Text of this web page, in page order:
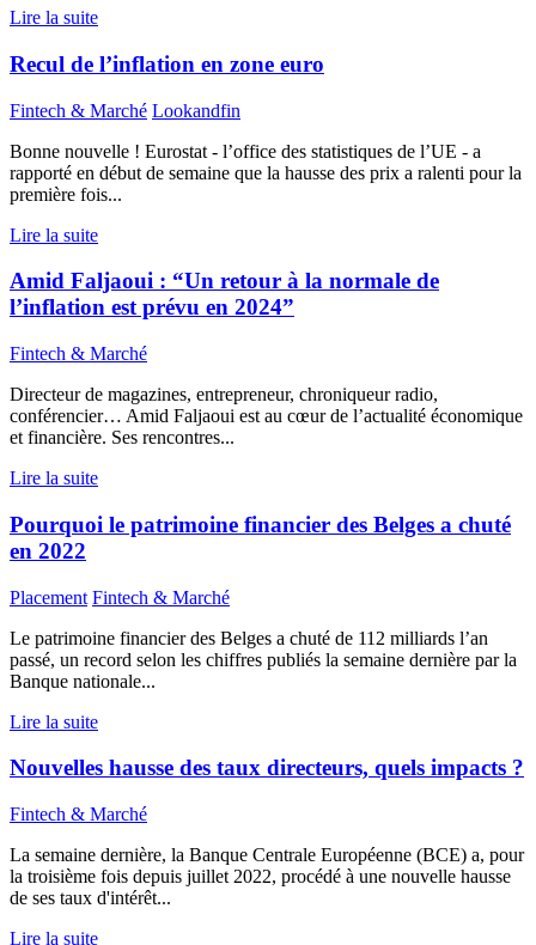
Lire la suite
Recul de l’inflation en zone euro
Fintech & Marché Lookandfin
Bonne nouvelle ! Eurostat - l’office des statistiques de l’UE - a
rapporté en début de semaine que la hausse des prix a ralenti pour la
première fois...
Lire la suite
Amid Faljaoui : “Un retour à la normale de
l’inflation est prévu en 2024”
Fintech & Marché
Directeur de magazines, entrepreneur, chroniqueur radio,
conférencier… Amid Faljaoui est au cœur de l’actualité économique
et financière. Ses rencontres...
Lire la suite
Pourquoi le patrimoine financier des Belges a chuté
en 2022
Placement Fintech & Marché
Le patrimoine financier des Belges a chuté de 112 milliards l’an
passé, un record selon les chiffres publiés la semaine dernière par la
Banque nationale...
Lire la suite
Nouvelles hausse des taux directeurs, quels impacts ?
Fintech & Marché
La semaine dernière, la Banque Centrale Européenne (BCE) a, pour
la troisième fois depuis juillet 2022, procédé à une nouvelle hausse
de ses taux d'intérêt...
Lire la suite